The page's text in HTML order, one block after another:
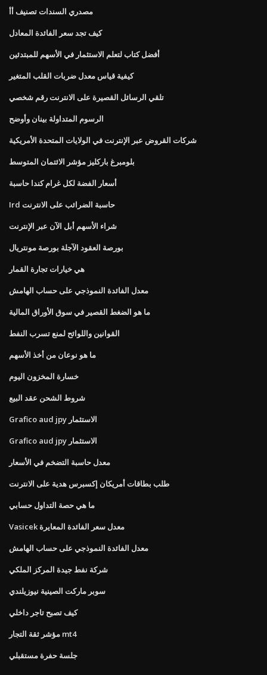
مصدري السندات تصنيف أأ
كيف تجد سعر الفائدة المعادل
أفضل كتاب لتعلم الاستثمار في الأسهم للمبتدئين
كيفية قياس معدل ضربات القلب المتغير
تلقي الرسائل القصيرة على الانترنت رقم شخصي
الرسوم المتداولة بينان وأوضح
شركات القروض عبر الإنترنت في الولايات المتحدة الأمريكية
بلومبرغ باركليز مؤشر الائتمان المتوسط
أسعار الفضة لكل غرام كندا حاسبة
Ird حاسبة الضرائب على الانترنت
شراء الأسهم أبل الآن عبر الإنترنت
بورصة العقود الآجلة بورصة مونتريال
هي خيارات تجارة القمار
معدل الفائدة النموذجي على حساب الهامش
ما هو الضغط القصير في سوق الأوراق المالية
القوانين واللوائح لمنع تسرب النفط
ما هو نوعان من أخذ الأسهم
خسارة المخزون اليوم
شروط الشحن عقد البيع
Grafico aud jpy الاستثمار
Grafico aud jpy الاستثمار
معدل حاسبة التضخم في الأسعار
طلب بطاقات أمريكان إكسبرس هدية على الانترنت
ما هي حصة التداول حسابي
Vasicek معدل سعر الفائدة المعايرة
معدل الفائدة النموذجي على حساب الهامش
شركة نفط جيدة المركز الملكي
سوبر ماركت الصينية نيوزيلندي
كيف تصبح تاجر داخلي
مؤشر ثقة التجار mt4
جلسة حفرة مستقبلي